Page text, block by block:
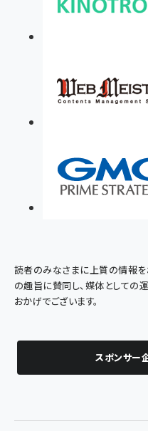
読者のみなさまに上質の情報
の趣旨に賛同し、媒体としての
おかげでございます。
スポンサー